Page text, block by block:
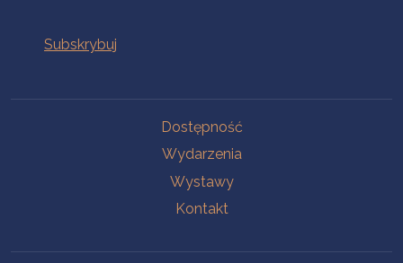
Dostępność
Wydarzenia
Wystawy
Kontakt